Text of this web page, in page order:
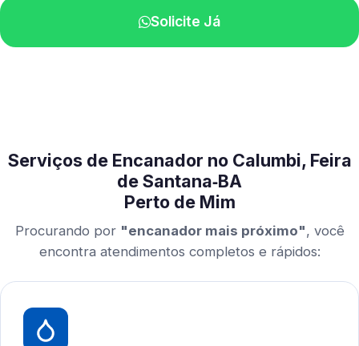
Solicite Já
Serviços de Encanador no Calumbi, Feira
de Santana‑BA
Perto de Mim
Procurando por "encanador mais próximo", você
encontra atendimentos completos e rápidos: